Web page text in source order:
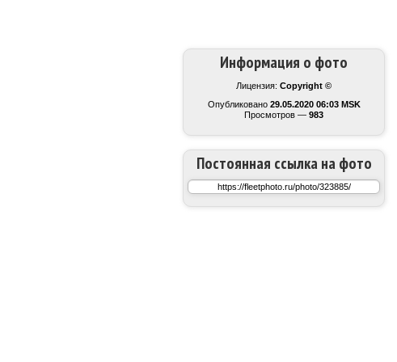
Информация о фото
Лицензия: Copyright ©
Опубликовано 29.05.2020 06:03 MSK
Просмотров — 983
Постоянная ссылка на фото